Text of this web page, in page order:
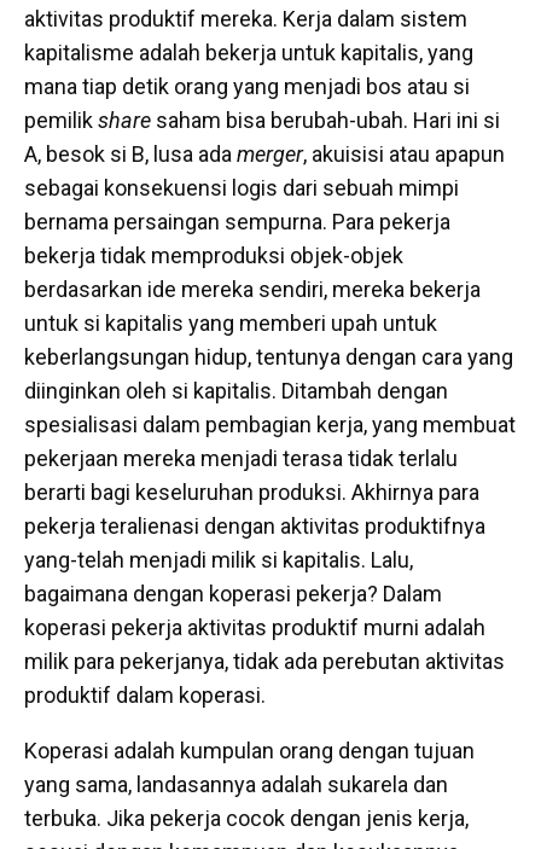
aktivitas produktif mereka. Kerja dalam sistem
kapitalisme adalah bekerja untuk kapitalis, yang
mana tiap detik orang yang menjadi bos atau si
pemilikshare saham bisa berubah-ubah. Hari ini si
A, besok si B, lusa ada merger, akuisisi atau apapun
sebagai konsekuensi logis dari sebuah mimpi
bernama persaingan sempurna. Para pekerja
bekerja tidak memproduksi objek-objek
berdasarkan ide mereka sendiri, mereka bekerja
untuk si kapitalis yang memberi upah untuk
keberlangsungan hidup, tentunya dengan cara yang
diinginkan oleh si kapitalis. Ditambah dengan
spesialisasi dalam pembagian kerja, yang membuat
pekerjaan mereka menjadi terasa tidak terlalu
berarti bagi keseluruhan produksi. Akhirnya para
pekerja teralienasi dengan aktivitas produktifnya
yang-telah menjadi milik si kapitalis. Lalu,
bagaimana dengan koperasi pekerja? Dalam
koperasi pekerja aktivitas produktif murni adalah
milik para pekerjanya, tidak ada perebutan aktivitas
produktif dalam koperasi.
Koperasi adalah kumpulan orang dengan tujuan
yang sama, landasannya adalah sukarela dan
terbuka. Jika pekerja cocok dengan jenis kerja,